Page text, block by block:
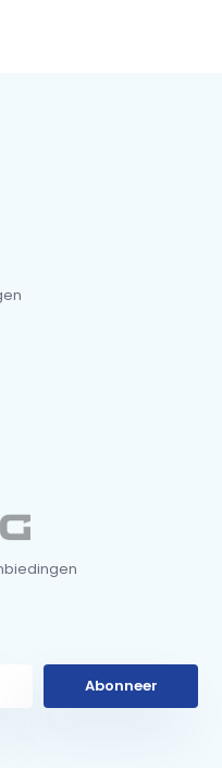
Abonneer